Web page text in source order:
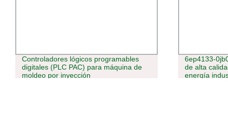
Controladores lógicos programables
digitales (PLC PAC) para máquina de
moldeo por inyección
6ep4133-
de alta
energía